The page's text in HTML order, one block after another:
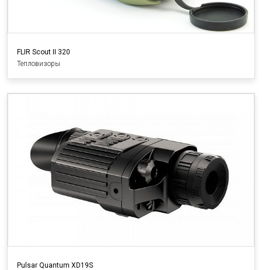
FLIR Scout II 320
Тепловизоры
Pulsar Quantum XD19S